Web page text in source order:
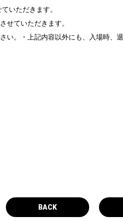
いただきます。
せていただきます。
い。・上記内容以外にも、入場時、
BACK